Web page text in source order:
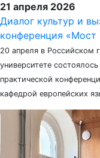
21 апреля 2026
Диалог культур и
конференция
20 апреля в Российском
университете
практической
кафедрой европейских